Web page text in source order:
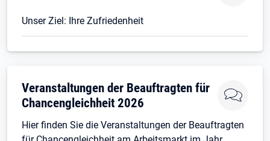
Unser Ziel: Ihre Zufriedenheit
Veranstaltungen der Beauftragten für
Chancengleichheit 2026
Hier finden Sie die Veranstaltungen der Beauftragten